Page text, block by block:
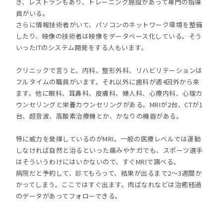
員がいる。
さらに情報技術者がいて、パソコンのネットワーク環境を整備
したり、映像の技術者は映像をデータベース化している。そう
いったITのシステム開発をする人もいます。
クリニックで言うと、内科、整形外科、リハビリテーションは
フルタイムの職員がいます。それ以外に歯科が週4回外から来
ます。他に眼科、耳鼻科、皮膚科、婦人科、心療内科、心理カ
ウンセリングと栄養カウンセリングがある。MRIが2台、CTが1
台、超音波、高酸素治療機とか、かなりの機器がある。
特に威力を発揮しているのがMRI。一般の医療レベルでは運動
しなければ自然と治るといった痛みやケガでも、スポーツ選手
はそういうわけにはいかないので、すぐMRIで調べる。
病院だと予約して、診てもらって、結果が出るまで2～3週間か
かってしまう。ここではすぐ出ます。肉ばなれなどは治癒経過
のデータがあってフォローできる。